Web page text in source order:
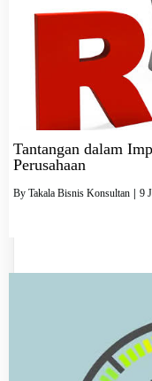
Tantangan dalam
Perusahaan
By Takala Bisnis Konsultan 9